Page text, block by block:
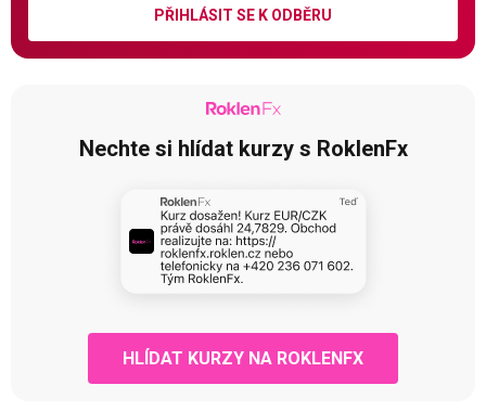
PŘIHLÁSIT SE K ODBĚRU
Nechte si hlídat kurzy s RoklenFx
HLÍDAT KURZY NA ROKLENFX